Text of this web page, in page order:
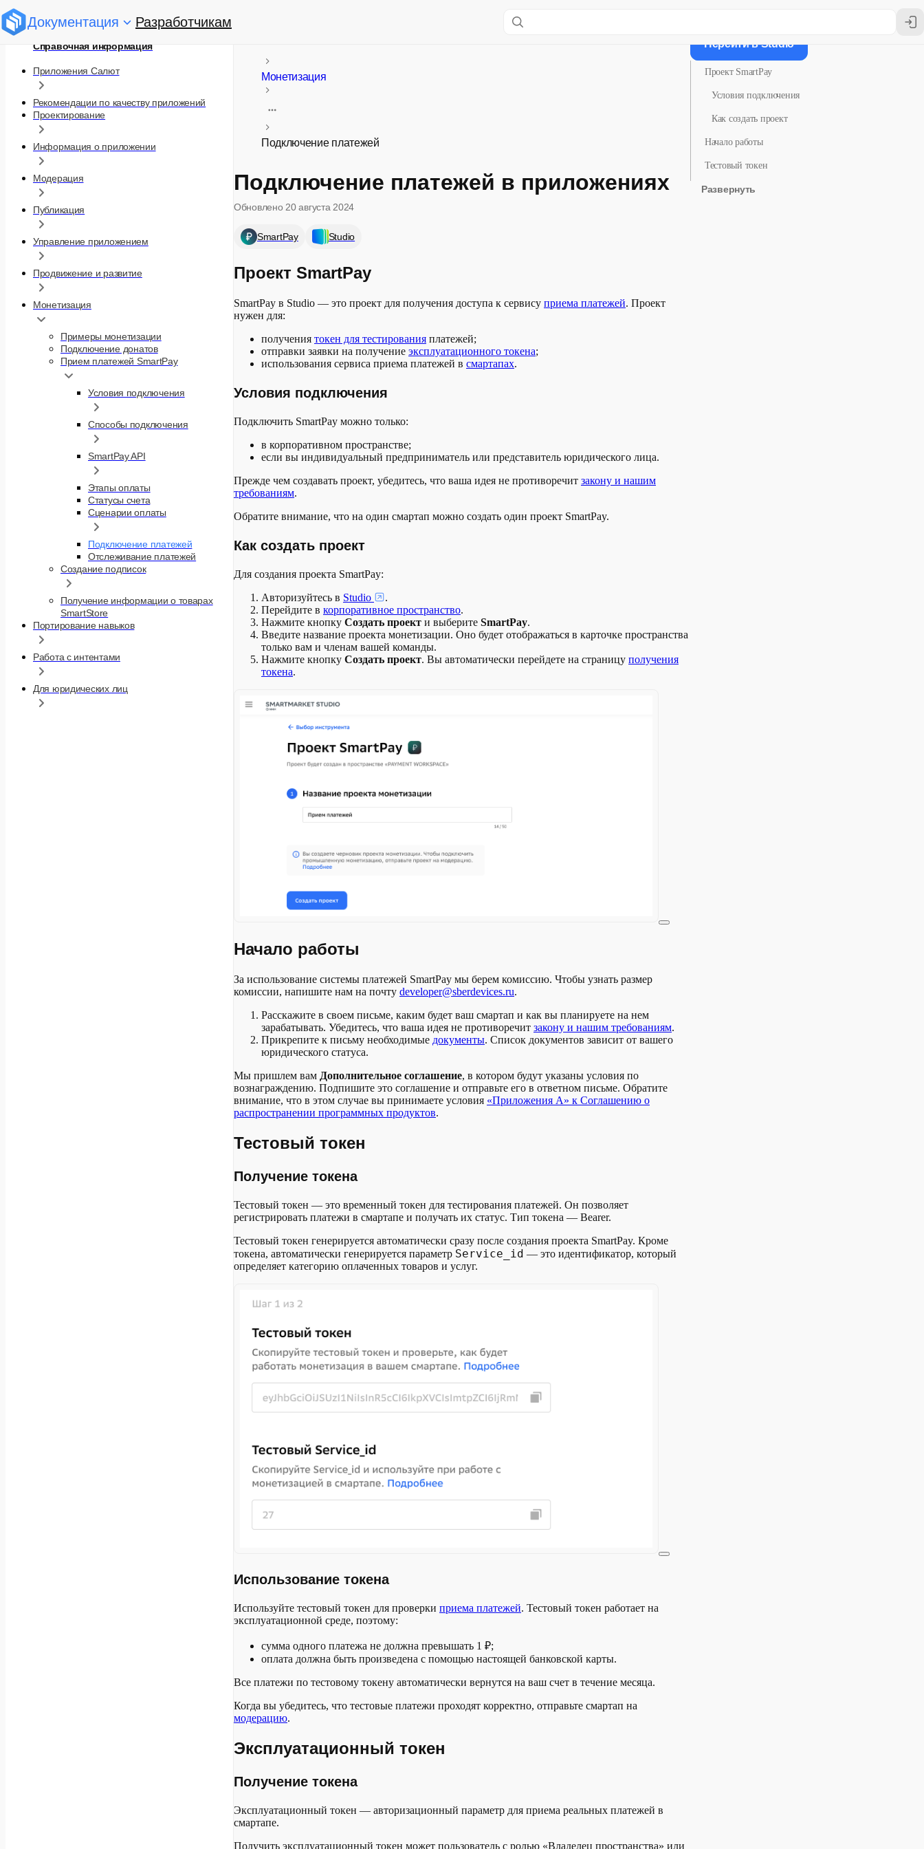
Документация Разработчикам
Справочная информация
Приложения Салют
Рекомендации по качеству приложений
Проектирование
Информация о приложении
Модерация
Публикация
Управление приложением
Продвижение и развитие
Монетизация
Примеры монетизации
Подключение донатов
Прием платежей SmartPay
Условия подключения
Способы подключения
SmartPay API
Этапы оплаты
Статусы счета
Сценарии оплаты
Подключение платежей
Отслеживание платежей
Создание подписок
Получение информации о товарах
SmartStore
Портирование навыков
Работа с интентами
Для юридических лиц
Монетизация
Подключение платежей
Подключение платежей в приложениях
Обновлено 20 августа 2024
SmartPay Studio
Проект SmartPay
SmartPay в Studio — это проект для получения доступа к сервису приема платежей. Проект
нужен для:
получения токен для тестирования платежей;
отправки заявки на получение эксплуатационного токена;
использования сервиса приема платежей в смартапах.
Условия подключения
Подключить SmartPay можно только:
в корпоративном пространстве;
если вы индивидуальный предприниматель или представитель юридического лица.
Прежде чем создавать проект, убедитесь, что ваша идея не противоречит закону и нашим
требованиям.
Обратите внимание, что на один смартап можно создать один проект SmartPay.
Как создать проект
Для создания проекта SmartPay:
Авторизуйтесь в Studio
.
Перейдите в корпоративное пространство.
Нажмите кнопку Создать проект и выберите SmartPay.
Введите название проекта монетизации. Оно будет отображаться в карточке пространства
только вам и членам вашей команды.
Нажмите кнопку Создать проект. Вы автоматически перейдете на страницу получения
токена.
Начало работы
За использование системы платежей SmartPay мы берем комиссию. Чтобы узнать размер
комиссии, напишите нам на почту developer@sberdevices.ru.
Расскажите в своем письме, каким будет ваш смартап и как вы планируете на нем
зарабатывать. Убедитесь, что ваша идея не противоречит закону и нашим требованиям.
Прикрепите к письму необходимые документы. Список документов зависит от вашего
юридического статуса.
Мы пришлем вам Дополнительное соглашение, в котором будут указаны условия по
вознаграждению. Подпишите это соглашение и отправьте его в ответном письме. Обратите
внимание, что в этом случае вы принимаете условия «Приложения А» к Соглашению о
распространении программных продуктов.
Тестовый токен
Получение токена
Тестовый токен — это временный токен для тестирования платежей. Он позволяет
регистрировать платежи в смартапе и получать их статус. Тип токена — Bearer.
Тестовый токен генерируется автоматически сразу после создания проекта SmartPay. Кроме
токена, автоматически генерируется параметр Service_id — это идентификатор, который
определяет категорию оплаченных товаров и услуг.
Использование токена
Используйте тестовый токен для проверки приема платежей. Тестовый токен работает на
эксплуатационной среде, поэтому:
сумма одного платежа не должна превышать 1 ₽;
оплата должна быть произведена с помощью настоящей банковской карты.
Все платежи по тестовому токену автоматически вернутся на ваш счет в течение месяца.
Когда вы убедитесь, что тестовые платежи проходят корректно, отправьте смартап на
модерацию.
Эксплуатационный токен
Получение токена
Эксплуатационный токен — авторизационный параметр для приема реальных платежей в
смартапе.
Получить эксплуатационный токен может пользователь с ролью «Владелец пространства» или
Перейти в Studio
Проект SmartPay
Условия подключения
Как создать проект
Начало работы
Тестовый токен
Получение токена
Развернуть